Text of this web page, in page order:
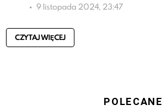
9 listopada 2024, 23:47
CZYTAJ WIĘCEJ
POLECANE